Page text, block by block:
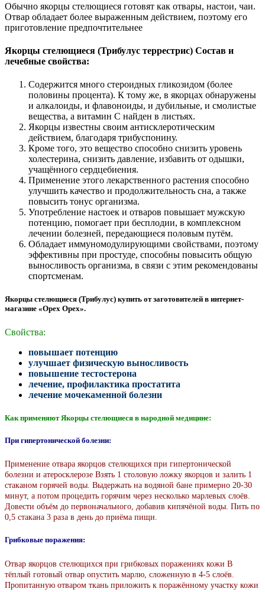
Обычно якорцы стелющиеся готовят как отвары, настои, чаи.
Отвар обладает более выраженным действием, поэтому его
приготовление предпочтительнее
Якорцы стелющиеся (Трибулус террестрис) Состав и
лечебные свойства:
Содержится много стероидных гликозидом (более
половины процента). К тому же, в якорцах обнаружены
и алкалоиды, и флавоноиды, и дубильные, и смолистые
вещества, а витамин С найден в листьях.
Якорцы известны своим антисклеротическим
действием, благодаря трибуспонину.
Кроме того, это вещество способно снизить уровень
холестерина, снизить давление, избавить от одышки,
учащённого сердцебиения.
Применение этого лекарственного растения способно
улучшить качество и продолжительность сна, а также
повысить тонус организма.
Употребление настоек и отваров повышает мужскую
потенцию, помогает при бесплодии, в комплексном
лечении болезней, передающиеся половым путём.
Обладает иммуномодулирующими свойствами, поэтому
эффективны при простуде, способны повысить общую
выносливость организма, в связи с этим рекомендованы
спортсменам.
Якорцы стелющиеся (Трибулус) купить от заготовителей в интернет-
магазине «Орех Орех».
Свойства:
повышает потенцию
улучшает физическую выносливость
повышение тестостерона
лечение, профилактика простатита
лечение мочекаменной болезни
Как применяют Якорцы стелющиеся в народной медицине:
При гипертонической болезни:
Применение отвара якорцов стелющихся при гипертонической
болезни и атеросклерозе Взять 1 столовую ложку якорцов и залить 1
стаканом горячей воды. Выдержать на водяной бане примерно 20-30
минут, а потом процедить горячим через несколько марлевых слоёв.
Довести объём до первоначального, добавив кипячёной воды. Пить по
0,5 стакана 3 раза в день до приёма пищи.
Грибковые поражения:
Отвар якорцов стелющихся при грибковых поражениях кожи В
тёплый готовый отвар опустить марлю, сложенную в 4-5 слоёв.
Пропитанную отваром ткань приложить к поражённому участку кожи